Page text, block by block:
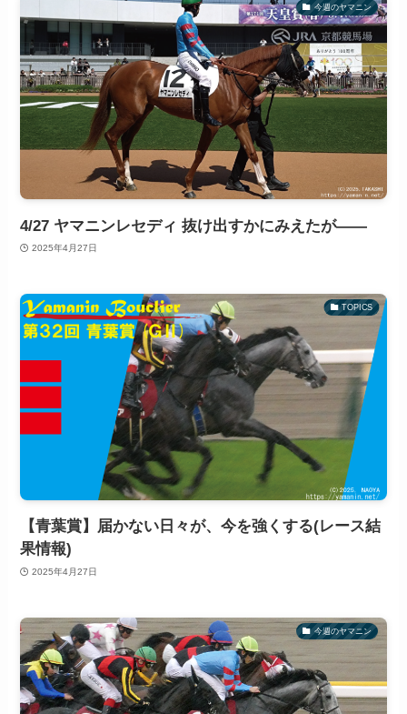
今週のヤマニン
4/27 ヤマニンレセディ 抜け出すかにみえたが――
2025年4月27日
TOPICS
【青葉賞】届かない日々が、今を強くする(レース結
果情報)
2025年4月27日
今週のヤマニン